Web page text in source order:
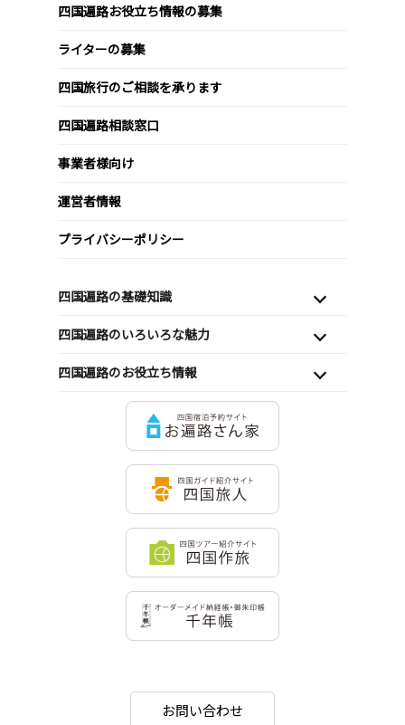
四国遍路お役立ち情報の募集
ライターの募集
四国旅行のご相談を承ります
四国遍路相談窓口
事業者様向け
運営者情報
プライバシーポリシー
四国遍路の基礎知識
四国遍路のいろいろな魅力
四国遍路のお役立ち情報
お問い合わせ